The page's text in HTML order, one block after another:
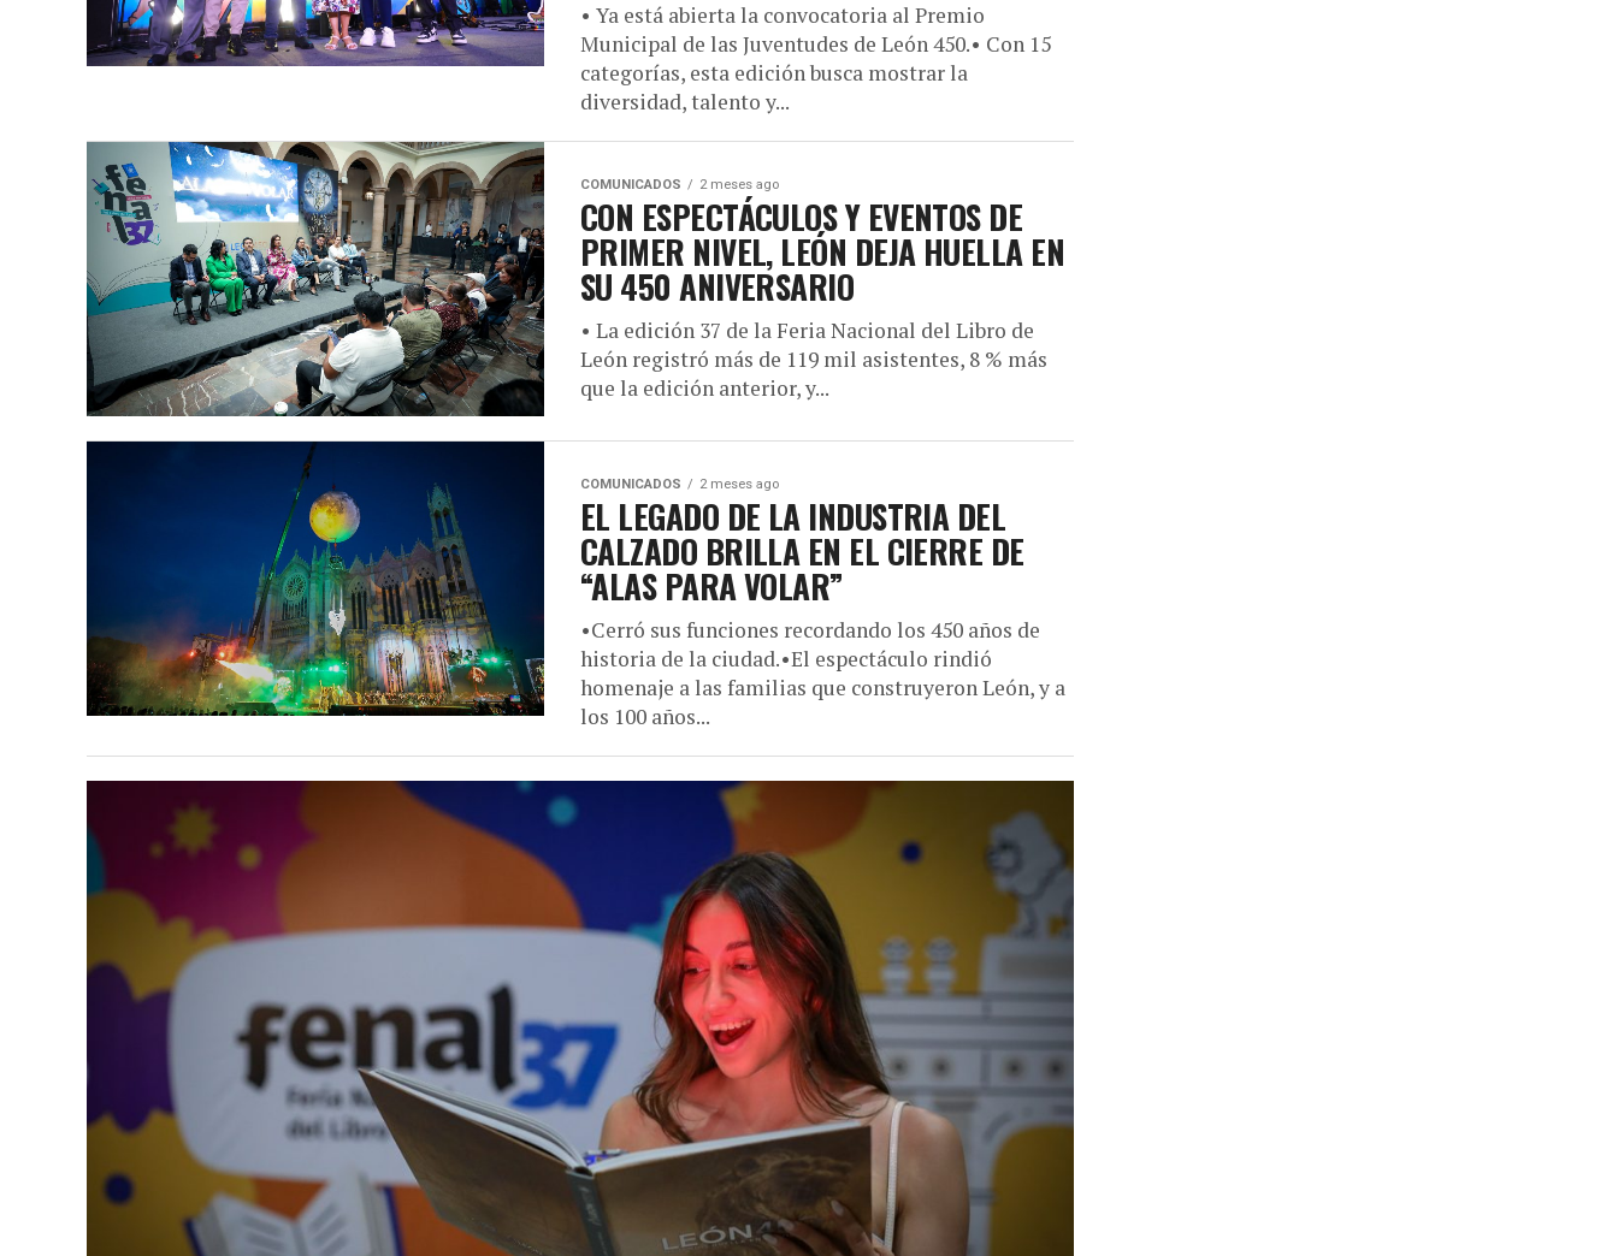
• Ya está abierta la convocatoria al Premio
Municipal de las Juventudes de León 450.• Con 15
categorías, esta edición busca mostrar la
diversidad, talento y...
COMUNICADOS 2 meses ago
CON ESPECTÁCULOS Y EVENTOS DE
PRIMER NIVEL, LEÓN DEJA HUELLA EN
SU 450 ANIVERSARIO
• La edición 37 de la Feria Nacional del Libro de
León registró más de 119 mil asistentes, 8 % más
que la edición anterior, y...
COMUNICADOS 2 meses ago
EL LEGADO DE LA INDUSTRIA DEL
CALZADO BRILLA EN EL CIERRE DE
“ALAS PARA VOLAR”
•Cerró sus funciones recordando los 450 años de
historia de la ciudad.•El espectáculo rindió
homenaje a las familias que construyeron León, y a
los 100 años...